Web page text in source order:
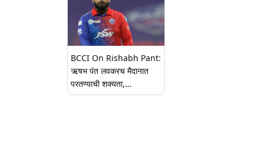
BCCI On Rishabh Pant:
ऋषभ पंत लवकरच मैदानात
परतण्याची शक्यता,
बीसीसीआयची मोठी तयारी